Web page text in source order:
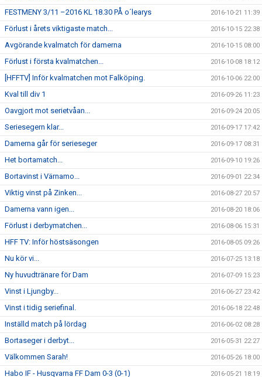
FESTMENY 3/11 –2016 KL 18.30 PÅ o´learys 2016-10-21 11:39
Förlust i årets viktigaste match... 2016-10-15 22:38
Avgörande kvalmatch för damerna 2016-10-15 08:00
Förlust i första kvalmatchen... 2016-10-08 18:12
[HFFTV] Inför kvalmatchen mot Falköping. 2016-10-06 22:00
Kval till div 1 2016-09-26 11:23
Oavgjort mot serietvåan... 2016-09-24 20:05
Seriesegern klar... 2016-09-17 17:42
Damerna går för serieseger 2016-09-17 08:31
Het bortamatch... 2016-09-10 19:26
Bortavinst i Värnamo... 2016-09-01 22:34
Viktig vinst på Zinken... 2016-08-27 20:57
Damerna vann igen... 2016-08-20 18:06
Förlust i derbymatchen... 2016-08-06 15:31
HFF TV: Inför höstsäsongen 2016-08-05 09:26
Nu kör vi... 2016-07-25 13:18
Ny huvudtränare för Dam 2016-07-09 15:23
Vinst i Ljungby... 2016-06-27 23:42
Vinst i tidig seriefinal. 2016-06-18 22:48
Inställd match på lördag 2016-06-02 08:28
Bortaseger i derbyt... 2016-05-31 22:27
Välkommen Sarah! 2016-05-26 18:00
Habo IF - Husqvarna FF Dam 0-3 (0-1) 2016-05-21 18:19